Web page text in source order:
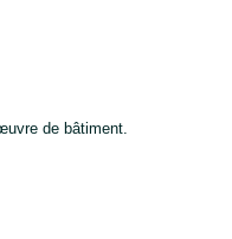
de bâtiment.